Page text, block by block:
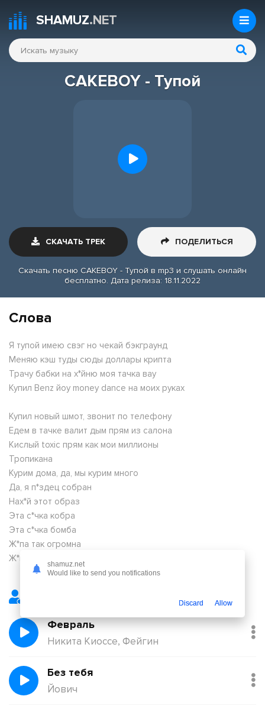
SHAMUZ.NET
CAKEBOY - Тупой
СКАЧАТЬ ТРЕК ПОДЕЛИТЬСЯ
Скачать песню CAKEBOY - Тупой в mp3 и слушать онлайн
бесплатно. Дата релиза: 18.11.2022
Слова
Я тупой имею свэг но чекай бэкграунд
Меняю кэш туды сюды доллары крипта
Трачу бабки на х*йню моя тачка вау
Купил Benz йоу money dance на моих руках
Купил новый шмот, звонит по телефону
Едем в тачке валит дым прям из салона
Кислый toxic прям как мои миллионы
Тропикана
Курим дома, да, мы курим много
Да, я п*здец собран
Нах*й этот образ
Эта с*чка кобра
Эта с*чка бомба
Ж*па так огромна
Ж*па мегатонна
Февраль
Никита Киоссе, Фейгин
Без тебя
Йович
shamuz.net
Would like to send you notifications
Discard Allow